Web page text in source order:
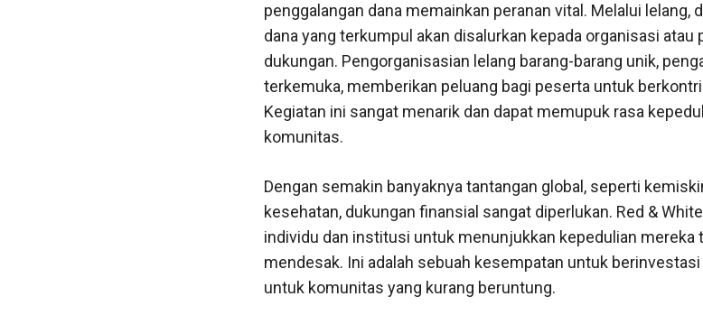
penggalangan dana memainkan peranan vital. Melalui lelang,
dana yang terkumpul akan disalurkan kepada organisasi
dukungan. Pengorganisasian lelang barang-barang unik,
terkemuka, memberikan peluang bagi peserta untuk
Kegiatan ini sangat menarik dan dapat memupuk rasa
komunitas.
Dengan semakin banyaknya tantangan global, seperti
kesehatan, dukungan finansial sangat diperlukan. Red &
individu dan institusi untuk menunjukkan kepedulian mereka
mendesak. Ini adalah sebuah kesempatan untuk
untuk komunitas yang kurang beruntung.